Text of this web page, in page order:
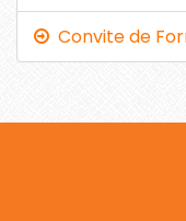
Convite de